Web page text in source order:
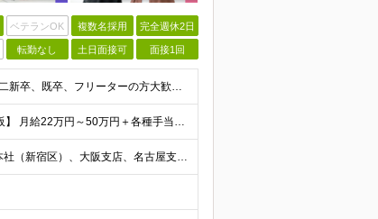
ベテランOK 複数名採用 完全週休2日
転勤なし 土日面接可 面接1回
【20代・30代の未経験者が多数活躍中！】 ●完全未経験、第二新卒、既卒、フリーターの方大歓迎！ ●学歴・職歴・転職回数・ブランク一切不問 ※34歳までの方（若年層の長期キャリア形成を図るため） ★
【首都圏】 月給23万円～50万円＋各種手当＋決算賞与 【大阪】 月給22万円～50万円＋各種手当＋決算賞与 【愛知】 月給21.5万円～50万円＋各種手当＋決算賞与 【福岡・宮城】 月給20万
【転勤なし／U・Iターン歓迎／将来的にフルリモートOK】 本社（新宿区）、大阪支店、名古屋支店または東京都・神奈川県・千葉県・埼玉県・愛知県・大阪府・福岡県をはじめ、全国のプロジェクト先 ※ご希望を